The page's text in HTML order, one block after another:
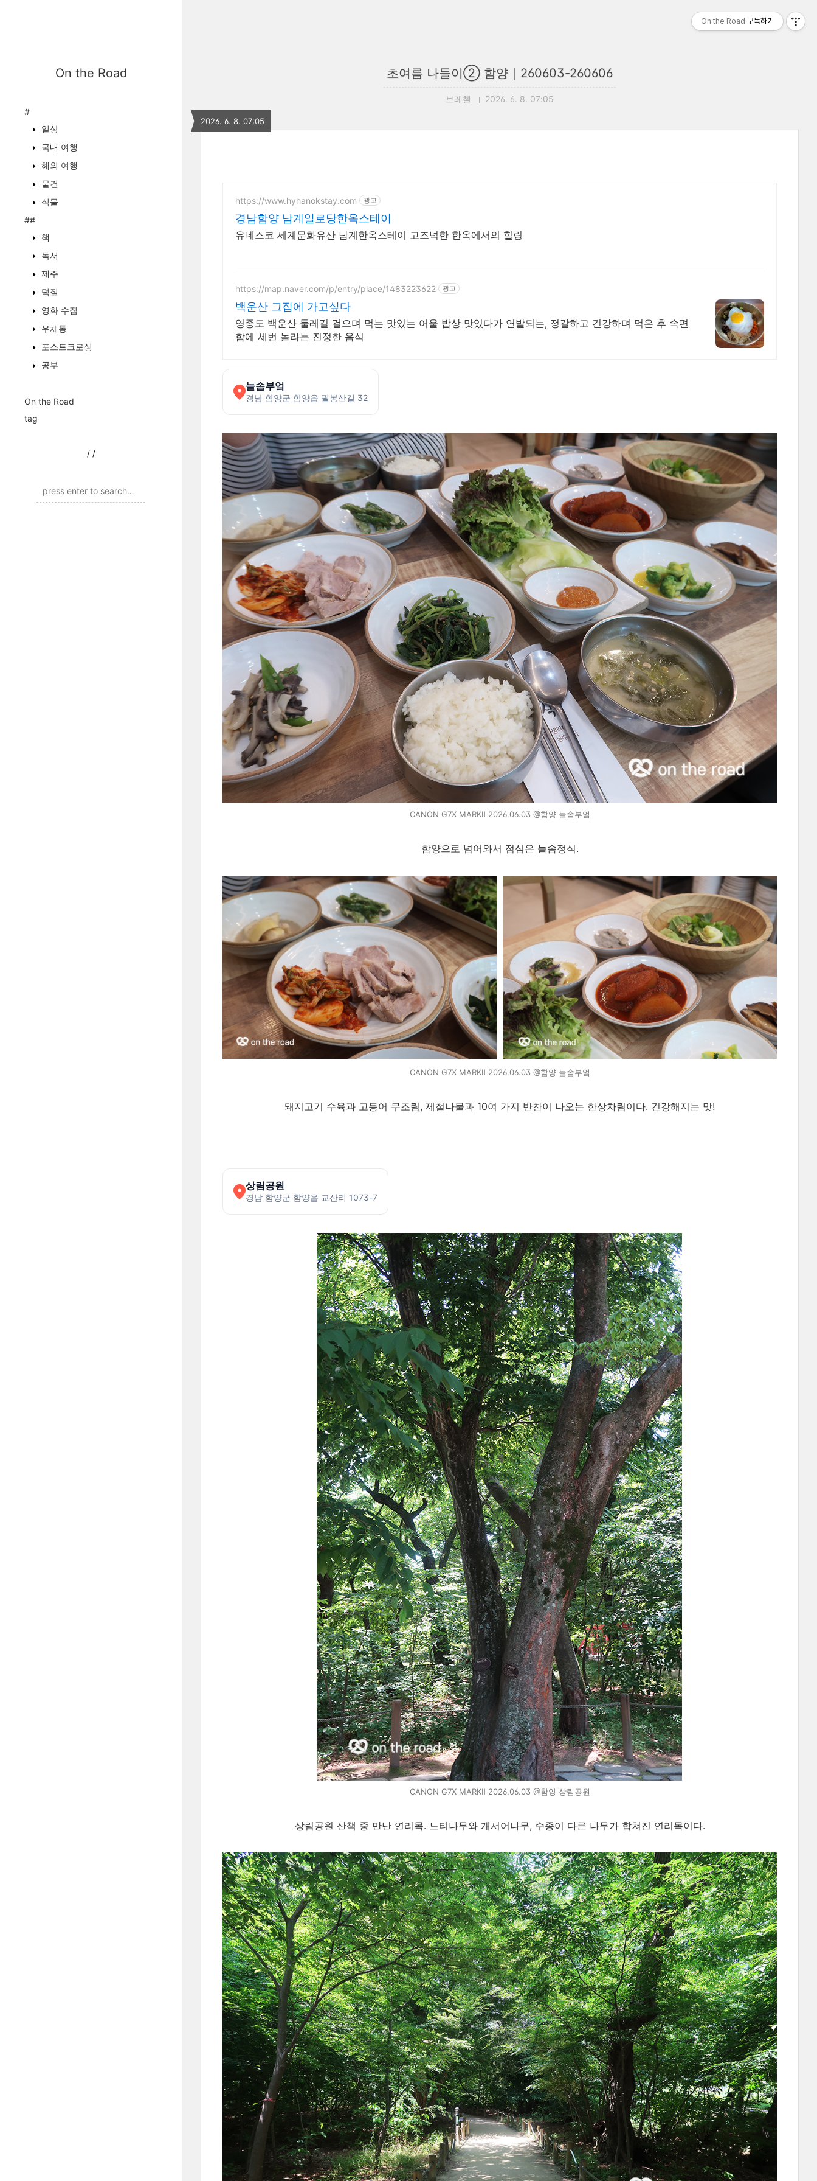
On the Road
#
일상
국내 여행
해외 여행
물건
식물
##
책
독서
제주
덕질
영화 수집
우체통
포스트크로싱
공부
On the Road
tag
/ /
초여름 나들이② 함양｜260603-260606
브레첼 2026. 6. 8. 07:05
2026. 6. 8. 07:05
https://www.hyhanokstay.com 광고
경남함양 남계일로당한옥스테이
유네스코 세계문화유산 남계한옥스테이 고즈넉한 한옥에서의 힐링
https://map.naver.com/p/entry/place/1483223622 광고
백운산 그집에 가고싶다
영종도 백운산 둘레길 걸으며 먹는 맛있는 어울 밥상 맛있다가 연발되는, 정갈하고 건강하며 먹은 후 속편
함에 세번 놀라는 진정한 음식
늘솜부엌
경남 함양군 함양읍 필봉산길 32
CANON G7X MARKⅡ 2026.06.03 @함양 늘솜부엌
함양으로 넘어와서 점심은 늘솜정식.
CANON G7X MARKⅡ 2026.06.03 @함양 늘솜부엌
돼지고기 수육과 고등어 무조림, 제철나물과 10여 가지 반찬이 나오는 한상차림이다. 건강해지는 맛!
상림공원
경남 함양군 함양읍 교산리 1073-7
CANON G7X MARKⅡ 2026.06.03 @함양 상림공원
상림공원 산책 중 만난 연리목. 느티나무와 개서어나무, 수종이 다른 나무가 합쳐진 연리목이다.
On the Road 구독하기